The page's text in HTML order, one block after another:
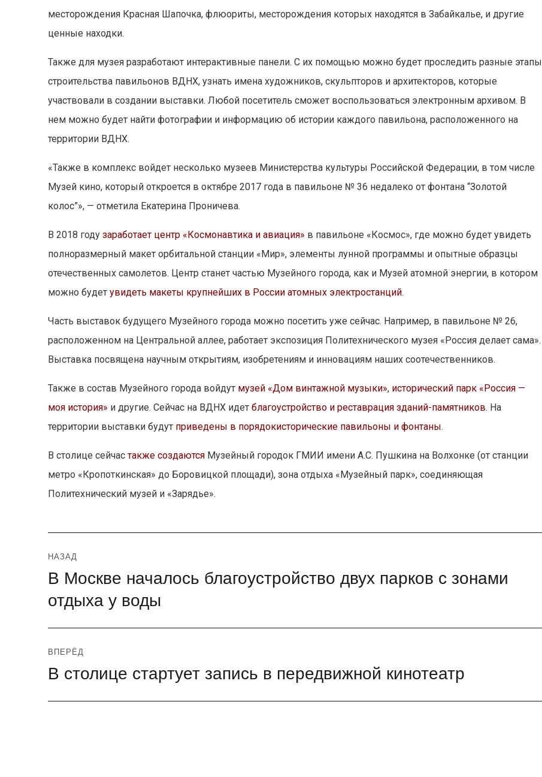
месторождения Красная Шапочка, флюориты, месторождения которых находятся в Забайкалье, и другие
ценные находки.
Также для музея разработают интерактивные панели. С их помощью можно будет проследить разные этапы
строительства павильонов ВДНХ, узнать имена художников, скульпторов и архитекторов, которые
участвовали в создании выставки. Любой посетитель сможет воспользоваться электронным архивом. В
нем можно будет найти фотографии и информацию об истории каждого павильона, расположенного на
территории ВДНХ.
«Также в комплекс войдет несколько музеев Министерства культуры Российской Федерации, в том числе
Музей кино, который откроется в октябре 2017 года в павильоне № 36 недалеко от фонтана “Золотой
колос”», — отметила Екатерина Проничева.
В 2018 годузаработает центр «Космонавтика и авиация» в павильоне «Космос», где можно будет увидеть
полноразмерный макет орбитальной станции «Мир», элементы лунной программы и опытные образцы
отечественных самолетов. Центр станет частью Музейного города, как и Музей атомной энергии, в котором
можно будетувидеть макеты крупнейших в России атомных электростанций.
Часть выставок будущего Музейного города можно посетить уже сейчас. Например, в павильоне № 26,
расположенном на Центральной аллее, работает экспозиция Политехнического музея «Россия делает сама».
Выставка посвящена научным открытиям, изобретениям и инновациям наших соотечественников.
Также в состав Музейного города войдут музей «Дом винтажной музыки», исторический парк «Россия —
моя история» и другие. Сейчас на ВДНХ идетблагоустройство и реставрация зданий-памятников. На
территории выставки будут приведены в порядокисторические павильоны и фонтаны.
В столице сейчастакже создаются Музейный городок ГМИИ имени А.С. Пушкина на Волхонке (от станции
метро «Кропоткинская» до Боровицкой площади), зона отдыха «Музейный парк», соединяющая
Политехнический музей и «Зарядье».
Навигация
по
записям
НАЗАД
Предыдущая
В Москве началось благоустройство двух парков с зонами
отдыха у воды
ВПЕРЁД
Следующая
В столице стартует запись в передвижной кинотеатр